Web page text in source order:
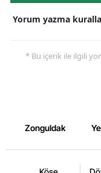
Yorum yazma
* Bu içerik ile ilgili
Zonguldak